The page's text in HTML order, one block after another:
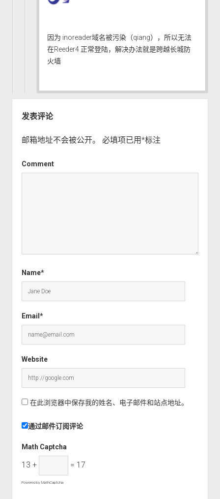
因为 inoreader域名被污染（qiang），所以无法
在Reeder4 正常登陆，解决办法就是跨越长城防
火墙
发表评论
邮箱地址不会被公开。 必填项已用*标注
Comment
Name*
Email*
Website
在此浏览器中保存我的姓名、电子邮件和站点地址。
通过邮件订阅评论
Math Captcha
13 + = 17
Powered by MathCaptcha